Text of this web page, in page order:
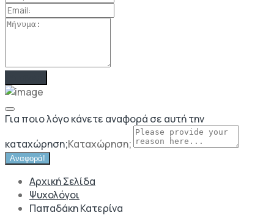
Για ποιο λόγο κάνετε αναφορά σε αυτή την
καταχώρηση;Καταχώρηση;
Αναφορά!
Αρχική Σελίδα
Ψυχολόγοι
Παπαδάκη Κατερίνα